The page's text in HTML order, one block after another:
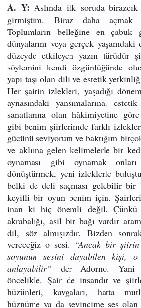
A. Y: Aslında ilk soruda
girmiştim. Biraz daha
Toplumların belleğine en
dünyalarını veya gerçek yaşamdaki
düzeyde etkileyen yazın türüdür
söylemini kendi özgünlüğünde
yapı taşı olan dili ve estetik
Her şairin izlekleri, yaşadığı
aynasındaki yansımalarına,
sanatlarına olan hâkimiyetine
gibi benim şiirlerimde farklı
gücünü seviyorum ve baktığım
ve aklıma gelen kelimelerle bir
oynaması gibi oynamak
dönüştürmek, yeni izleklerle
belki de deli saçması gelebilir bir
keyifli bir oyun benim için. Şairleri
inan ki hiç önemli değil.
akrabalığı, asil bir bağı vardır
dil, söz almışızdır. Bizden
vereceğiz o sesi. “Ancak bir şiirin
soyunun sesini duyabilen kişi,
anlayabilir” der Adorno.
öncelikle. Şair de insandır ve
hüzünleri, kavgaları, hatta
hüznüme ya da sevincime ses